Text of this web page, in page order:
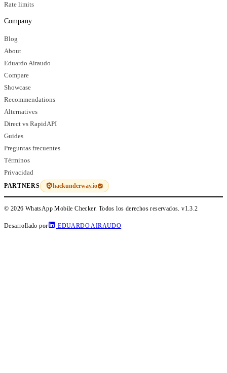
Rate limits
Company
Blog
About
Eduardo Airaudo
Compare
Showcase
Recommendations
Alternatives
Direct vs RapidAPI
Guides
Preguntas frecuentes
Términos
Privacidad
PARTNERS hackunderway.io
© 2026 WhatsApp Mobile Checker. Todos los derechos reservados.v1.3.2
Desarrollado por EDUARDO AIRAUDO